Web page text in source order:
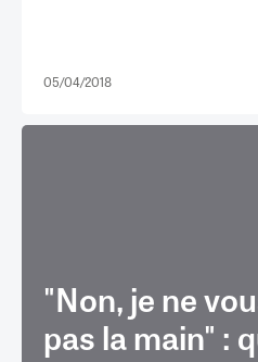
05/04/2018
"Non, je ne
pas la main" :